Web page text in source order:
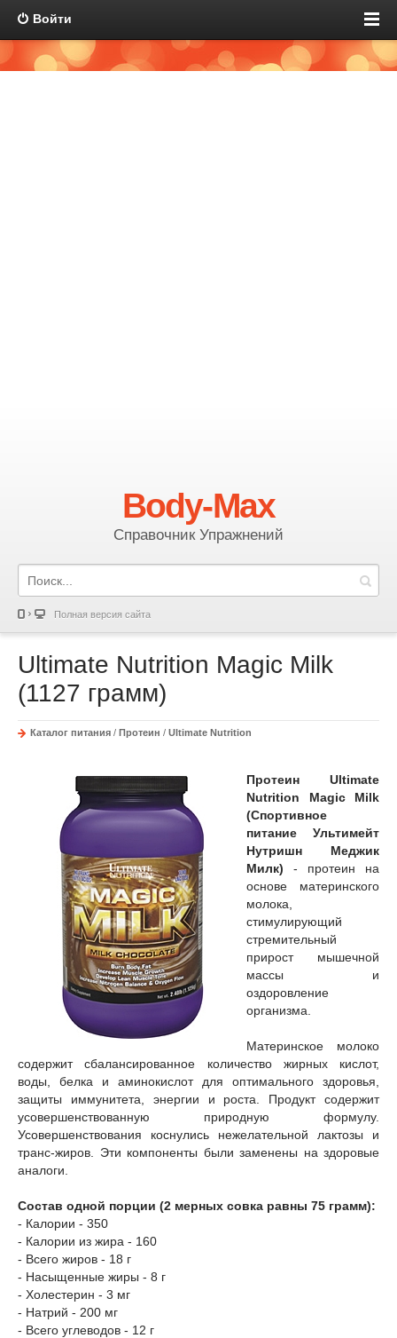
Войти
Body-Max
Справочник Упражнений
Полная версия сайта
Ultimate Nutrition Magic Milk
(1127 грамм)
Каталог питания / Протеин / Ultimate Nutrition
Протеин Ultimate
Nutrition Magic Milk
(Спортивное
питание Ультимейт
Нутришн Меджик
Милк) - протеин на
основе материнского
молока,
стимулирующий
стремительный
прирост мышечной
массы и
оздоровление
организма.
Материнское молоко
содержит сбалансированное количество жирных кислот,
воды, белка и аминокислот для оптимального здоровья,
защиты иммунитета, энергии и роста. Продукт содержит
усовершенствованную природную формулу.
Усовершенствования коснулись нежелательной лактозы и
транс-жиров. Эти компоненты были заменены на здоровые
аналоги.
Состав одной порции (2 мерных совка равны 75 грамм):
- Калории - 350
- Калории из жира - 160
- Всего жиров - 18 г
- Насыщенные жиры - 8 г
- Холестерин - 3 мг
- Натрий - 200 мг
- Всего углеводов - 12 г